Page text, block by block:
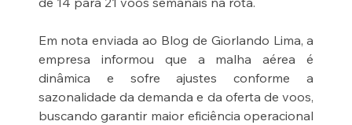
Em nota enviada ao Blog de Giorlando Lima, a
empresa informou que a malha aérea é
dinâmica e sofre ajustes conforme a
sazonalidade da demanda e da oferta de voos,
buscando garantir maior eficiência operacional